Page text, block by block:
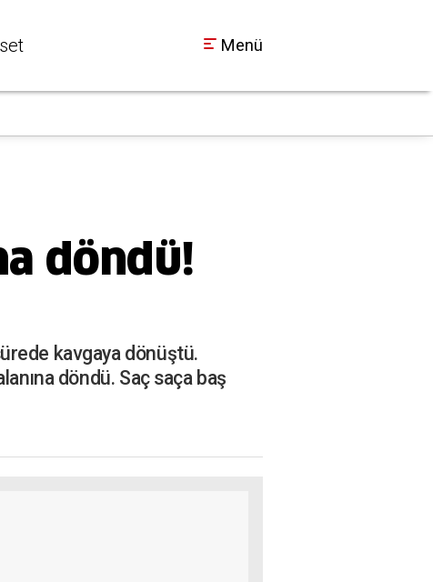
Menü
döndü!
kavgaya dönüştü.
döndü. Saç saça baş